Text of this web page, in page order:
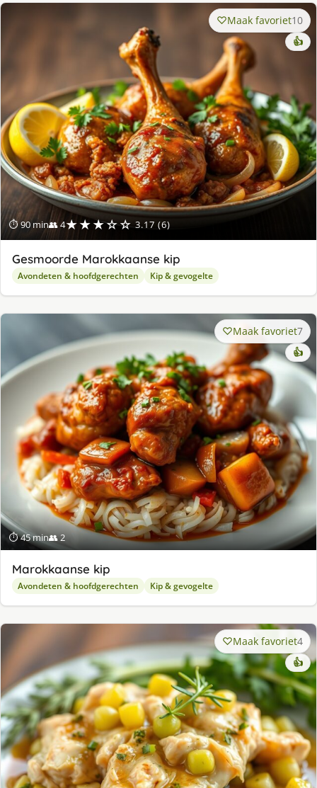
⏱ 90 min👥 4★★★☆☆ 3.17 (6)
Maak favoriet10
👍
Gesmoorde Marokkaanse kip
Avondeten & hoofdgerechten Kip & gevogelte
⏱ 45 min👥 2
Maak favoriet7
👍
Marokkaanse kip
Avondeten & hoofdgerechten Kip & gevogelte
Maak favoriet4
👍